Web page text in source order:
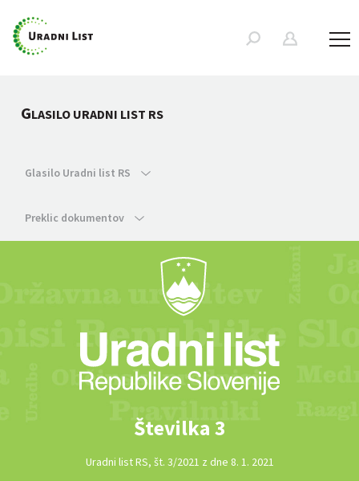
GLASILO URADNI LIST RS
Glasilo Uradni list RS
Preklic dokumentov
Številka 3
Uradni list RS, št. 3/2021 z dne 8. 1. 2021